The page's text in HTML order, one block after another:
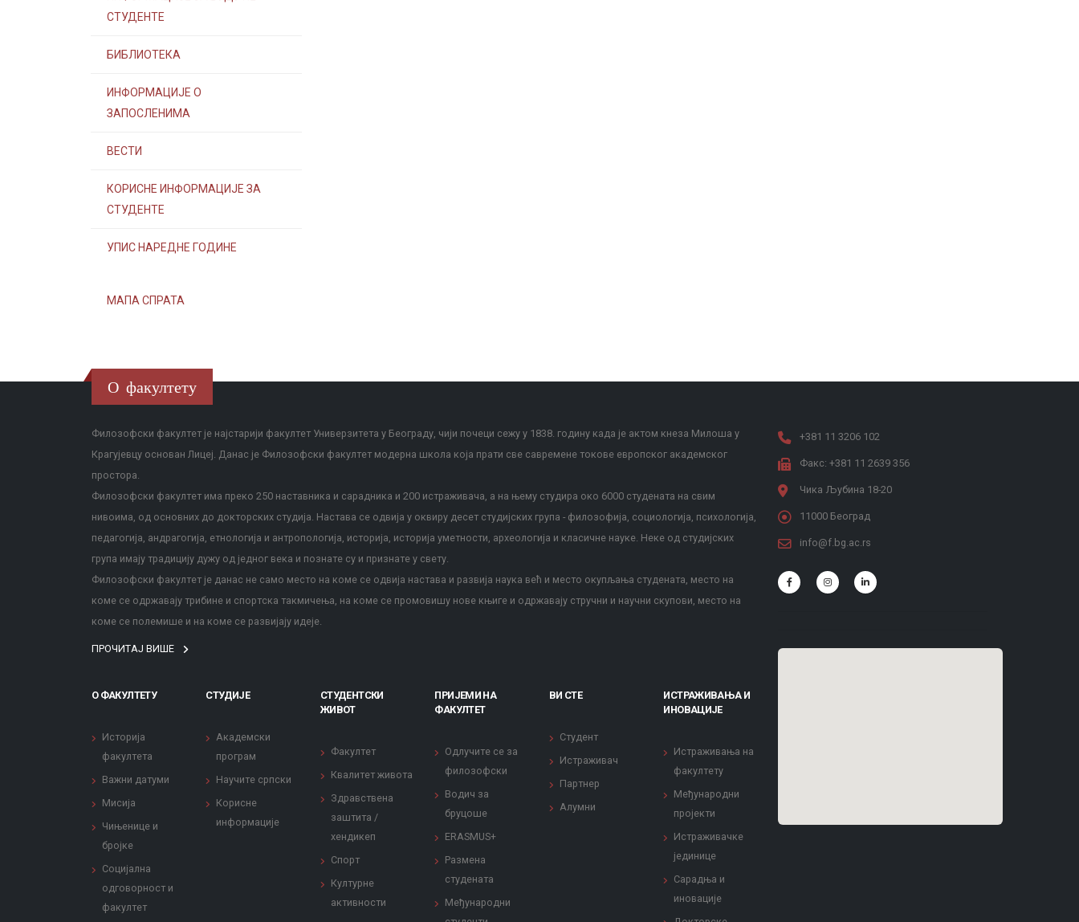
СТУДЕНТЕ
БИБЛИОТЕКА
ИНФОРМАЦИЈЕ О
ЗАПОСЛЕНИМА
ВЕСТИ
КОРИСНЕ ИНФОРМАЦИЈЕ ЗА
СТУДЕНТЕ
УПИС НАРЕДНЕ ГОДИНЕ
МАПА СПРАТА
О факултету
Филозофски факултет је најстарији факултет Универзитета у Београду, чији почеци сежу у 1838. годину када је актом кнеза Милоша у
Крагујевцу основан Лицеј. Данас је Филозофски факултет модерна школа која прати све савремене токове европског академског
простора.
Филозофски факултет има преко 250 наставника и сарадника и 200 истраживача, а на њему студира око 6000 студената на свим
нивоима, од основних до докторских студија. Настава се одвија у оквиру десет студијских група - филозофија, социологија, психологија,
педагогија, андрагогија, етнологија и антропологија, историја, историја уметности, археологија и класичне науке. Неке од студијских
група имају традицију дужу од једног века и познате су и признате у свету.
Филозофски факултет је данас не само место на коме се одвија настава и развија наука већ и место окупљања студената, место на
коме се одржавају трибине и спортска такмичења, на коме се промовишу нове књиге и одржавају стручни и научни скупови, место на
коме се полемише и на коме се развијају идеје.
ПРОЧИТАЈ ВИШЕ
О ФАКУЛТЕТУ
Историја
факултета
Важни датуми
Мисија
Чињенице и
бројке
Социјална
одговорност и
факултет
СТУДИЈЕ
Академски
програм
Научите српски
Корисне
информације
СТУДЕНТСКИ
ЖИВОТ
Факултет
Квалитет живота
Здравствена
заштита /
хендикеп
Спорт
Културне
активности
ПРИЈЕМИ НА
ФАКУЛТЕТ
Одлучите се за
филозофски
Водич за
бруцоше
ERASMUS+
Размена
студената
Међународни
ВИ СТЕ
Студент
Истраживач
Партнер
Алумни
ИСТРАЖИВАЊА И
ИНОВАЦИЈЕ
Истраживања на
факултету
Међународни
пројекти
Истраживачке
јединице
Сарадња и
иновације
+381 11 3206 102
Факс: +381 11 2639 356
Чика Љубина 18-20
11000 Београд
info@f.bg.ac.rs